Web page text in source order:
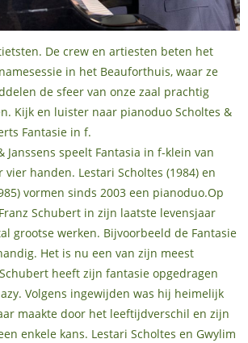
De crew en artiesten beten het
in het Beauforthuis, waar ze
de sfeer van onze zaal prachtig
Kijk en luister naar pianoduo Scholtes &
Fantasie in f.
Janssens speelt Fantasia in f-klein van
vier handen. Lestari Scholtes (1984) en
vormen sinds 2003 een pianoduo.Op
Schubert in zijn laatste levensjaar
grootse werken. Bijvoorbeeld de Fantasie
Het is nu een van zijn meest
heeft zijn fantasie opgedragen
Volgens ingewijden was hij heimelijk
maakte door het leeftijdverschil en zijn
enkele kans. Lestari Scholtes en Gwylim